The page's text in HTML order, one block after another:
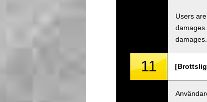
Users
damages.
11 [Brottslig